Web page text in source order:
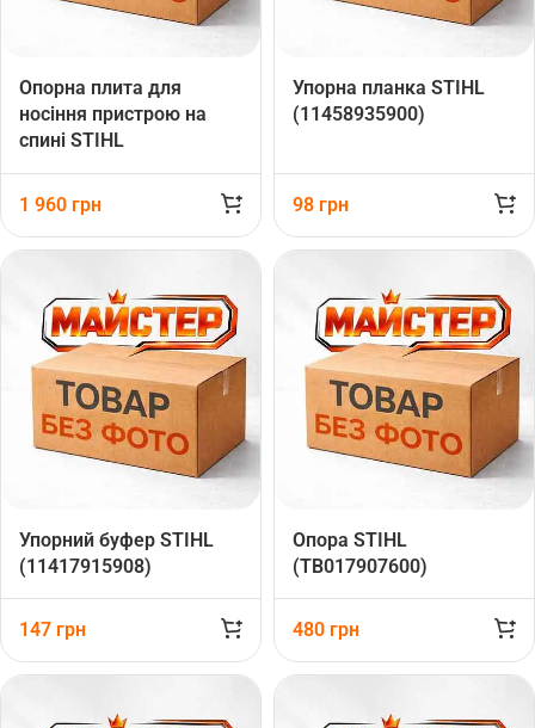
Опорна плита для
носіння пристрою на
спині STIHL
1 960 грн
Упорна планка STIHL
(11458935900)
98 грн
Упорний буфер STIHL
(11417915908)
147 грн
Опора STIHL
(TB017907600)
480 грн